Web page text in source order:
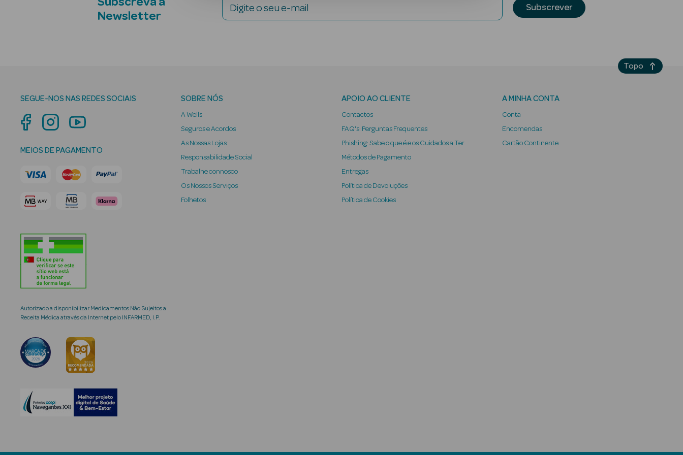
Newsletter
Digite o seu e-mail Subscrever
SEGUE-NOS NAS REDES SOCIAIS
MEIOS DE PAGAMENTO
Autorizado a disponibilizar Medicamentos Não Sujeitos a
Receita Médica através da Internet pelo INFARMED, I.P.
SOBRE NÓS
A Wells
Seguros e Acordos
As Nossas Lojas
Responsabilidade Social
Trabalhe connosco
Os Nossos Serviços
Folhetos
APOIO AO CLIENTE
Contactos
FAQ's: Perguntas Frequentes
Phishing: Sabe o que é e os Cuidados a Ter
Métodos de Pagamento
Entregas
Política de Devoluções
Política de Cookies
A MINHA CONTA
Conta
Encomendas
Cartão Continente
Topo